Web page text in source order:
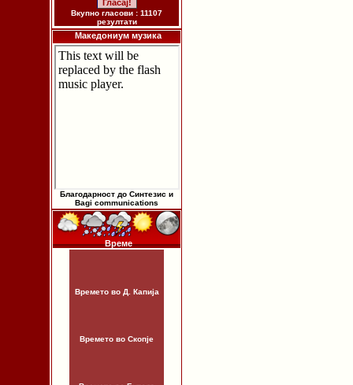
Вкупно гласови : 11107
резултати
Македониум музика
Благодарност до Синтезис и
Bagi communications
Време
Времето во Д. Капија
Времето во Скопје